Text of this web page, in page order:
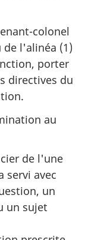
colonel
l'alinéa (1)
porter
directives du
au
de l'une
servi avec
un
un sujet